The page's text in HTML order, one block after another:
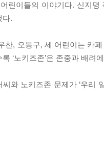
린이들의 이야기다. 신지
다.
, 오동구, 세 어린이는 카
‘노키즈존’은 존중과 배려
와 노키즈존 문제가 ‘우리